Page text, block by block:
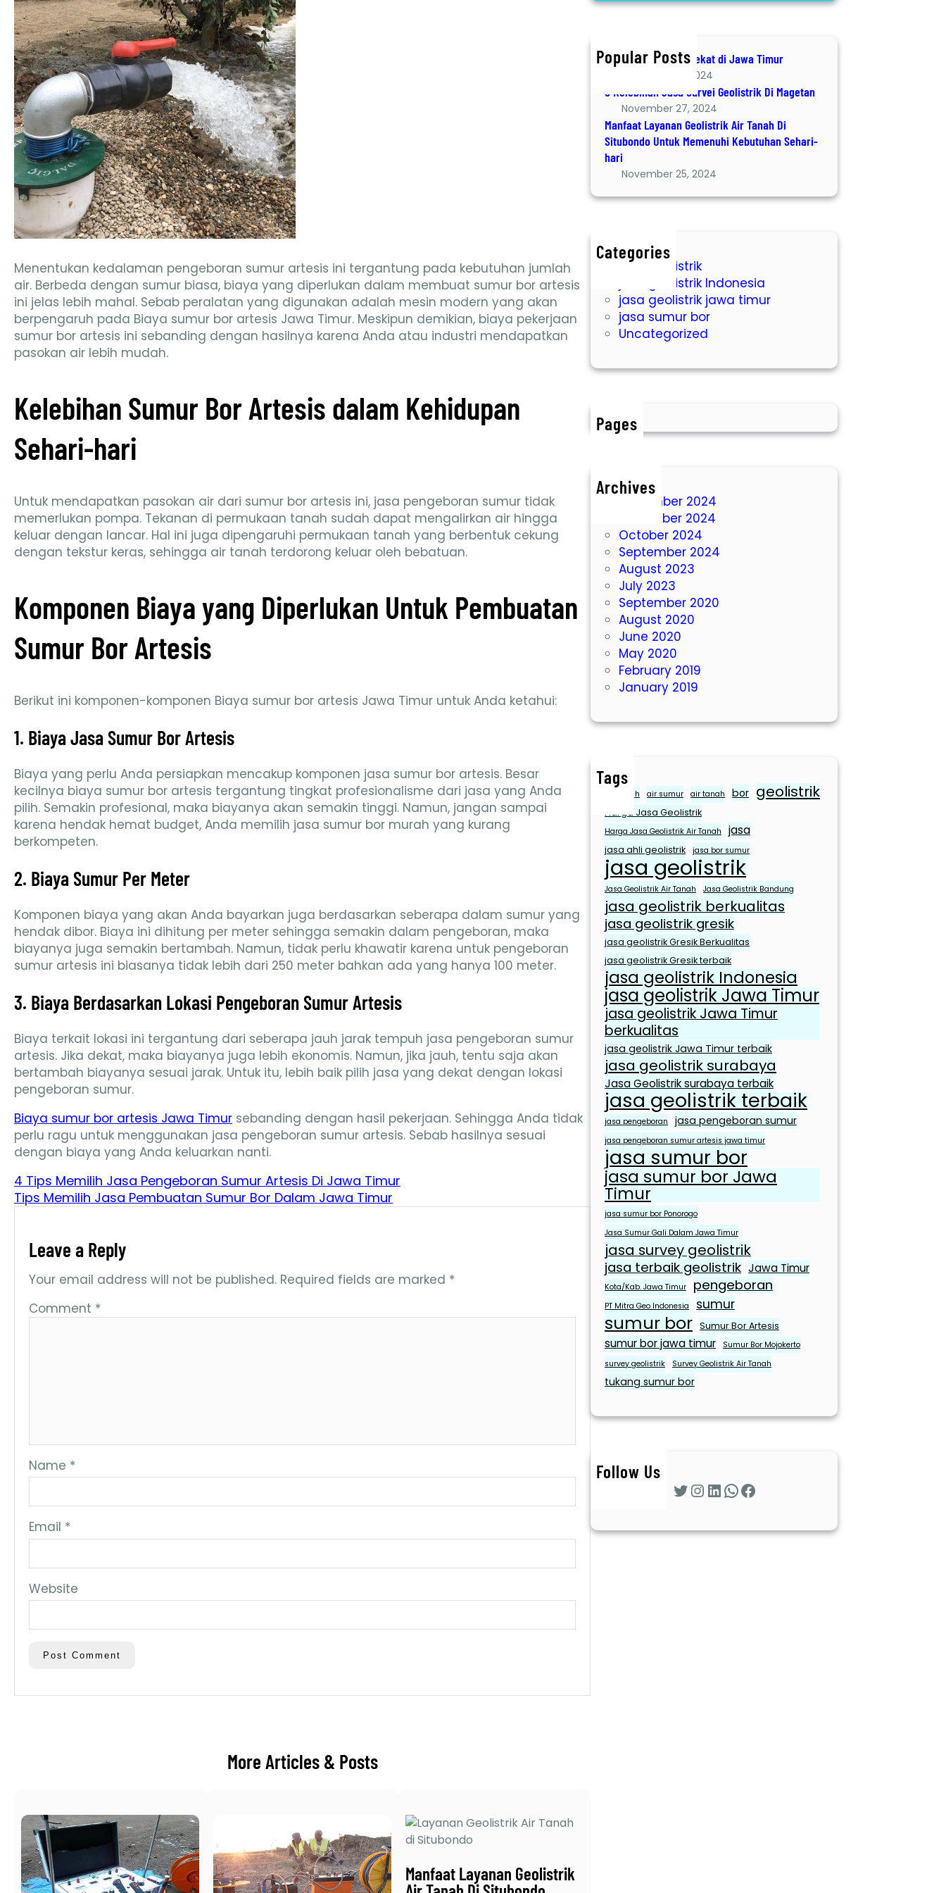
Menentukan kedalaman pengeboran sumur artesis ini tergantung pada kebutuhan jumlah
air. Berbeda dengan sumur biasa, biaya yang diperlukan dalam membuat sumur bor artesis
ini jelas lebih mahal. Sebab peralatan yang digunakan adalah mesin modern yang akan
berpengaruh pada Biaya sumur bor artesis Jawa Timur. Meskipun demikian, biaya pekerjaan
sumur bor artesis ini sebanding dengan hasilnya karena Anda atau industri mendapatkan
pasokan air lebih mudah.
Kelebihan Sumur Bor Artesis dalam Kehidupan
Sehari-hari
Untuk mendapatkan pasokan air dari sumur bor artesis ini, jasa pengeboran sumur tidak
memerlukan pompa. Tekanan di permukaan tanah sudah dapat mengalirkan air hingga
keluar dengan lancar. Hal ini juga dipengaruhi permukaan tanah yang berbentuk cekung
dengan tekstur keras, sehingga air tanah terdorong keluar oleh bebatuan.
Komponen Biaya yang Diperlukan Untuk Pembuatan
Sumur Bor Artesis
Berikut ini komponen-komponen Biaya sumur bor artesis Jawa Timur untuk Anda ketahui:
1. Biaya Jasa Sumur Bor Artesis
Biaya yang perlu Anda persiapkan mencakup komponen jasa sumur bor artesis. Besar
kecilnya biaya sumur bor artesis tergantung tingkat profesionalisme dari jasa yang Anda
pilih. Semakin profesional, maka biayanya akan semakin tinggi. Namun, jangan sampai
karena hendak hemat budget, Anda memilih jasa sumur bor murah yang kurang
berkompeten.
2. Biaya Sumur Per Meter
Komponen biaya yang akan Anda bayarkan juga berdasarkan seberapa dalam sumur yang
hendak dibor. Biaya ini dihitung per meter sehingga semakin dalam pengeboran, maka
biayanya juga semakin bertambah. Namun, tidak perlu khawatir karena untuk pengeboran
sumur artesis ini biasanya tidak lebih dari 250 meter bahkan ada yang hanya 100 meter.
3. Biaya Berdasarkan Lokasi Pengeboran Sumur Artesis
Biaya terkait lokasi ini tergantung dari seberapa jauh jarak tempuh jasa pengeboran sumur
artesis. Jika dekat, maka biayanya juga lebih ekonomis. Namun, jika jauh, tentu saja akan
bertambah biayanya sesuai jarak. Untuk itu, lebih baik pilih jasa yang dekat dengan lokasi
pengeboran sumur.
Biaya sumur bor artesis Jawa Timur sebanding dengan hasil pekerjaan. Sehingga Anda tidak
perlu ragu untuk menggunakan jasa pengeboran sumur artesis. Sebab hasilnya sesuai
dengan biaya yang Anda keluarkan nanti.
4 Tips Memilih Jasa Pengeboran Sumur Artesis Di Jawa Timur
Tips Memilih Jasa Pembuatan Sumur Bor Dalam Jawa Timur
Leave a Reply
Your email address will not be published. Required fields are marked *
Comment *
Name *
Email *
Website
More Articles & Posts
Manfaat Layanan Geolistrik
Popular Posts
Jasa Geolistrik terdekat di Jawa Timur
December 8, 2024
6 Kelebihan Jasa Survei Geolistrik Di Magetan
November 27, 2024
Manfaat Layanan Geolistrik Air Tanah Di
Situbondo Untuk Memenuhi Kebutuhan Sehari-
hari
November 25, 2024
Categories
jasa geolistrik
jasa geolistrik Indonesia
jasa geolistrik jawa timur
jasa sumur bor
Uncategorized
Pages
Archives
December 2024
November 2024
October 2024
September 2024
August 2023
July 2023
September 2020
August 2020
June 2020
May 2020
February 2019
January 2019
Tags
air bersih air sumur air tanah bor geolistrik
Harga Jasa Geolistrik
Harga Jasa Geolistrik Air Tanah jasa
jasa ahli geolistrik jasa bor sumur
jasa geolistrik
Jasa Geolistrik Air Tanah Jasa Geolistrik Bandung
jasa geolistrik berkualitas
jasa geolistrik gresik
jasa geolistrik Gresik Berkualitas
jasa geolistrik Gresik terbaik
jasa geolistrik Indonesia
jasa geolistrik Jawa Timur
jasa geolistrik Jawa Timur
berkualitas
jasa geolistrik Jawa Timur terbaik
jasa geolistrik surabaya
Jasa Geolistrik surabaya terbaik
jasa geolistrik terbaik
jasa pengeboran jasa pengeboran sumur
jasa pengeboran sumur artesis jawa timur
jasa sumur bor
jasa sumur bor Jawa
Timur
jasa sumur bor Ponorogo
Jasa Sumur Gali Dalam Jawa Timur
jasa survey geolistrik
jasa terbaik geolistrik Jawa Timur
Kota/Kab. Jawa Timur pengeboran
PT Mitra Geo Indonesia sumur
sumur bor Sumur Bor Artesis
sumur bor jawa timur
Sumur Bor Mojokerto
survey geolistrik
Survey Geolistrik Air Tanah
tukang sumur bor
Follow Us
Twitter InstagramLinkedIn WhatsApp Facebook